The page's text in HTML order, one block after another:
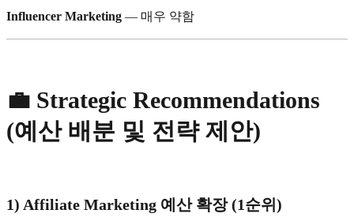
Influencer Marketing — 매우 약함
💼 Strategic Recommendations
(예산 배분 및 전략 제안)
1) Affiliate Marketing 예산 확장 (1순위)